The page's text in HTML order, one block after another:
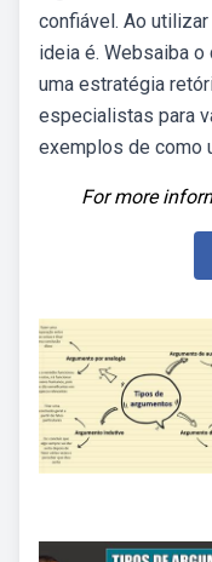
confiável. Ao
ideia é. Websaiba o
uma estratégia
especialistas para
exemplos de como
For more